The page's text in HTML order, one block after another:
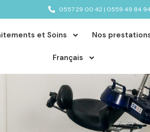
0557 29 00 42 | 0559 49 84
et Soins Nos
Français